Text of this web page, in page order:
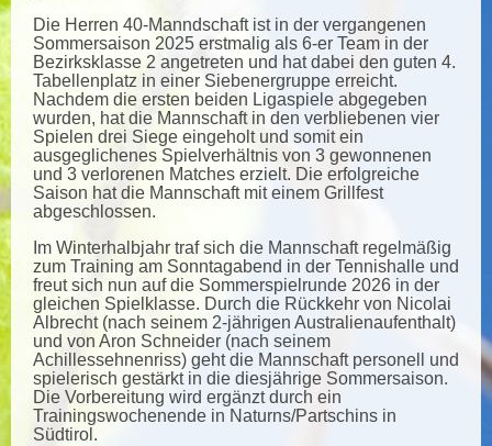
Die Herren 40-Manndschaft ist in der vergangenen
Sommersaison 2025 erstmalig als 6-er Team in der
Bezirksklasse 2 angetreten und hat dabei den guten 4.
Tabellenplatz in einer Siebenergruppe erreicht.
Nachdem die ersten beiden Ligaspiele abgegeben
wurden, hat die Mannschaft in den verbliebenen vier
Spielen drei Siege eingeholt und somit ein
ausgeglichenes Spielverhältnis von 3 gewonnenen
und 3 verlorenen Matches erzielt. Die erfolgreiche
Saison hat die Mannschaft mit einem Grillfest
abgeschlossen.
Im Winterhalbjahr traf sich die Mannschaft regelmäßig
zum Training am Sonntagabend in der Tennishalle und
freut sich nun auf die Sommerspielrunde 2026 in der
gleichen Spielklasse. Durch die Rückkehr von Nicolai
Albrecht (nach seinem 2-jährigen Australienaufenthalt)
und von Aron Schneider (nach seinem
Achillessehnenriss) geht die Mannschaft personell und
spielerisch gestärkt in die diesjährige Sommersaison.
Die Vorbereitung wird ergänzt durch ein
Trainingswochenende in Naturns/Partschins in
Südtirol.